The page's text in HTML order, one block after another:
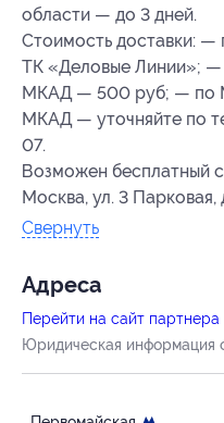
области — до 3 дней.
Стоимость доставки:
ТК «Деловые Линии»; —
МКАД — 500 руб; — по
МКАД — уточняйте по
07.
Возможен бесплатный
Москва, ул. 3 Парковая,
Свернуть
Адресa
Перейти на сайт партнера
Юридическая информация